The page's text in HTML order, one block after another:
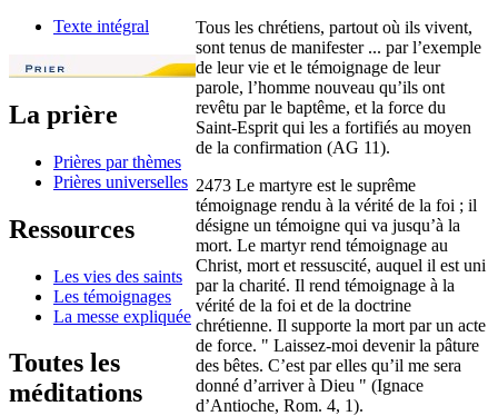
Texte intégral
La prière
Prières par thèmes
Prières universelles
Ressources
Les vies des saints
Les témoignages
La messe expliquée
Toutes les
méditations
Tous les chrétiens, partout où ils vivent,
sont tenus de manifester ... par l’exemple
de leur vie et le témoignage de leur
parole, l’homme nouveau qu’ils ont
revêtu par le baptême, et la force du
Saint-Esprit qui les a fortifiés au moyen
de la confirmation (AG 11).
2473 Le martyre est le suprême
témoignage rendu à la vérité de la foi ; il
désigne un témoigne qui va jusqu’à la
mort. Le martyr rend témoignage au
Christ, mort et ressuscité, auquel il est uni
par la charité. Il rend témoignage à la
vérité de la foi et de la doctrine
chrétienne. Il supporte la mort par un acte
de force. " Laissez-moi devenir la pâture
des bêtes. C’est par elles qu’il me sera
donné d’arriver à Dieu " (Ignace
d’Antioche, Rom. 4, 1).